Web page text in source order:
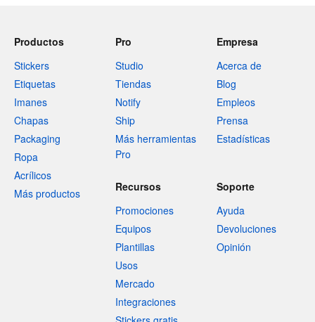
Productos
Stickers
Etiquetas
Imanes
Chapas
Packaging
Ropa
Acrílicos
Más productos
Pro
Studio
Tiendas
Notify
Ship
Más herramientas
Pro
Empresa
Acerca de
Blog
Empleos
Prensa
Estadísticas
Recursos
Promociones
Equipos
Plantillas
Usos
Mercado
Integraciones
Soporte
Ayuda
Devoluciones
Opinión